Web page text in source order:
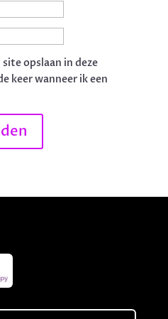
opslaan in deze
keer wanneer ik een